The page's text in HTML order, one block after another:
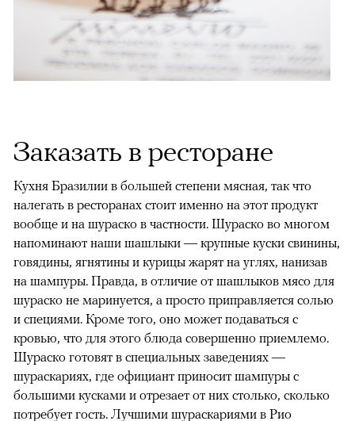
Заказать в ресторане
Кухня Бразилии в большей степени мясная, так что
налегать в ресторанах стоит именно на этот продукт
вообще и на шураско в частности. Шураско во многом
напоминают наши шашлыки — крупные куски свинины,
говядины, ягнятины и курицы жарят на углях, нанизав
на шампуры. Правда, в отличие от шашлыков мясо для
шураско не маринуется, а просто приправляется солью
и специями. Кроме того, оно может подаваться с
кровью, что для этого блюда совершенно приемлемо.
Шураско готовят в специальных заведениях —
шураскариях, где официант приносит шампуры с
большими кусками и отрезает от них столько, сколько
потребует гость. Лучшими шураскариями в Рио